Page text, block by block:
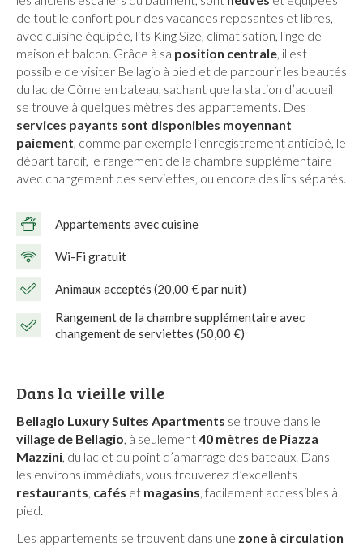
de tout le confort pour des vacances reposantes et libres,
avec cuisine équipée, lits King Size, climatisation, linge de
maison et balcon. Grâce à sa position centrale , il est
possible de visiter Bellagio à pied et de parcourir les beautés
du lac de Côme en bateau, sachant que la station d’accueil
se trouve à quelques mètres des appartements. Des
services payants sont disponibles moyennant
paiement , comme par exemple l’enregistrement anticipé, le
départ tardif, le rangement de la chambre supplémentaire
avec changement des serviettes, ou encore des lits séparés.
Appartements avec cuisine
Wi-Fi gratuit
Animaux acceptés (20,00 € par nuit)
Rangement de la chambre supplémentaire avec
changement de serviettes (50,00 €)
Dans la vieille ville
Bellagio Luxury Suites Apartments se trouve dans le
village de Bellagio , à seulement40 mètres de Piazza
Mazzini , du lac et du point d’amarrage des bateaux. Dans
les environs immédiats, vous trouverez d’excellents
restaurants cafés et magasins , facilement accessibles à
pied.
Les appartements se trouvent dans une zone à circulation